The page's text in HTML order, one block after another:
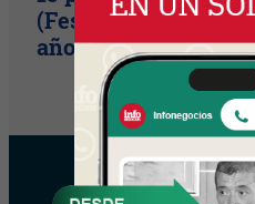
(Festival Música de
años)